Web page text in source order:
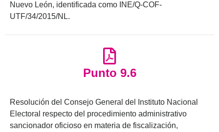
Nuevo León, identificada como INE/Q-COF-
UTF/34/2015/NL.
Punto 9.6
Resolución del Consejo General del Instituto Nacional
Electoral respecto del procedimiento administrativo
sancionador oficioso en materia de fiscalización,